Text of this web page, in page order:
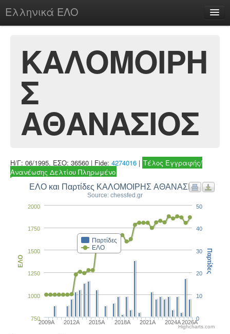
Ελληνικά ΕΛΟ
chesstu.be @ discord
Login
ΚΑΛΟΜΟΙΡΗ
Σ
ΑΘΑΝΑΣΙΟΣ
Η/Γ: 06/1995, ΕΣΟ: 36560 | Fide: 4274016 | Τέλος Εγγραφής/
Ανανέωσης Δελτίου Πληρωμένο
ΕΛΟ και Παρτίδες ΚΑΛΟΜΟΙΡΗΣ ΑΘΑΝΑΣΙΟΣ
Source: chessfed.gr
Παρτίδες
ΕΛΟ
2009A 2012A 2015A 2018A 2021A 2024A2026A
750
1000
1250
1500
1750
2000
ΕΛΟ
0
10
20
30
40
50
Παρτίδες
Highcharts.com